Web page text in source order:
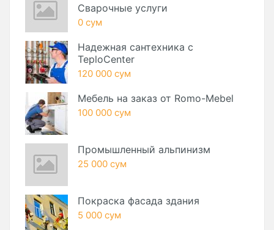
Сварочные услуги
0 сум
Надежная сантехника с
TeploCenter
120 000 сум
Мебель на заказ от Romo-Mebel
100 000 сум
Промышленный альпинизм
25 000 сум
Покраска фасада здания
5 000 сум